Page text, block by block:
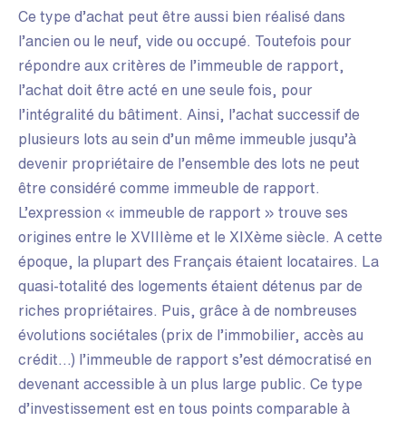
Ce type d’achat peut être aussi bien réalisé dans
l’ancien ou le neuf, vide ou occupé. Toutefois pour
répondre aux critères de l’immeuble de rapport,
l’achat doit être acté en une seule fois, pour
l’intégralité du bâtiment. Ainsi, l’achat successif de
plusieurs lots au sein d’un même immeuble jusqu’à
devenir propriétaire de l’ensemble des lots ne peut
être considéré comme immeuble de rapport.
L’expression « immeuble de rapport » trouve ses
origines entre le XVIIIème et le XIXème siècle. A cette
époque, la plupart des Français étaient locataires. La
quasi-totalité des logements étaient détenus par de
riches propriétaires. Puis, grâce à de nombreuses
évolutions sociétales (prix de l’immobilier, accès au
crédit…) l’immeuble de rapport s’est démocratisé en
devenant accessible à un plus large public. Ce type
d’investissement est en tous points comparable à